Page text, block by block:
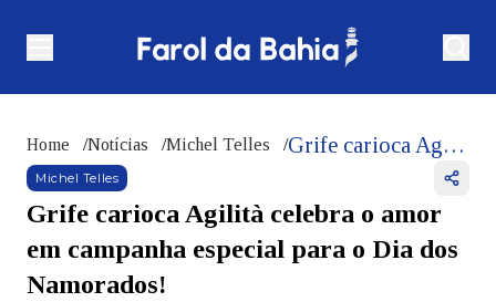
Home /Notícias /Michel Telles / Grife carioca Agilità celebra o amor em campanha especial para o Dia dos Namorados!
Michel Telles
Grife carioca Agilità celebra o amor
em campanha especial para o Dia dos
Namorados!